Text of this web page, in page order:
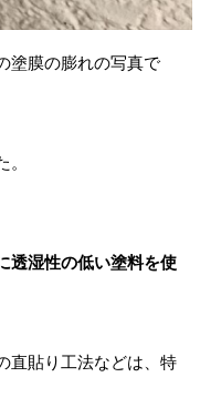
塗膜の膨れの写真で
透湿性の低い塗料を使
直貼り工法などは、特